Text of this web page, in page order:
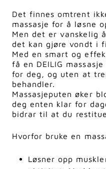
Det finnes omtrent
massasje for å løsne
Men det er vanskelig
det kan gjøre vondt i
Med en smart og
få en DEILIG
for deg, og uten at
behandler.
Massasjeputen øker
deg enten klar for
bidrar til at du
Hvorfor bruke en
Løsner opp